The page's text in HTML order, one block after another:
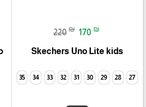
220 ₪ 170 ₪
Skechers Uno Lite kids
27
28
29
30
31
32
33
34
35